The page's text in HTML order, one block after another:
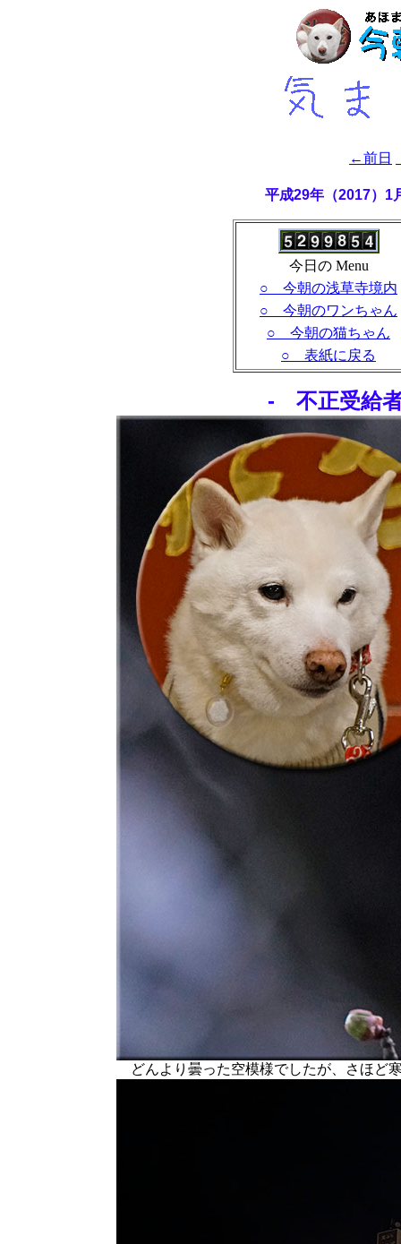
←前日
平成29年（2017）
今日の Menu
○ 今朝の浅草寺境内
○ 今朝のワンちゃん
○ 今朝の猫ちゃん
○ 表紙に戻る
- 不正受給
どんより曇った空模様でしたが、さほど